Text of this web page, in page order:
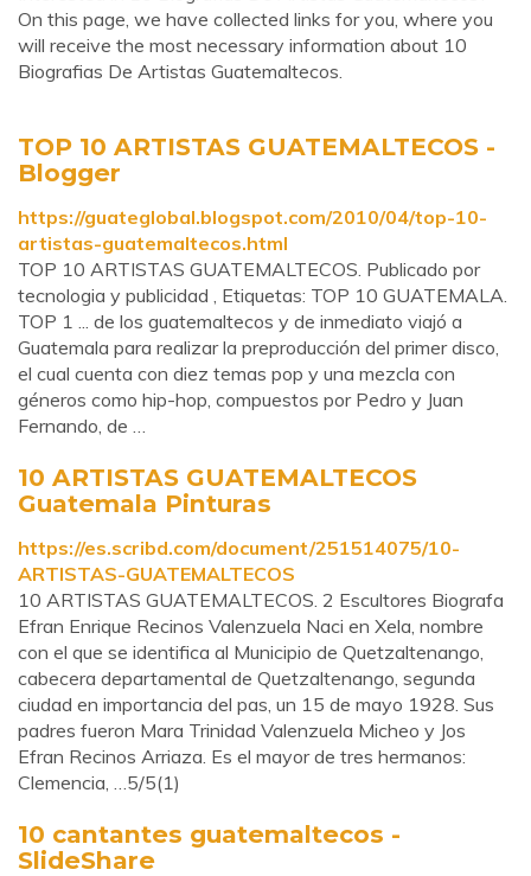
On this page, we have collected links for you, where you
will receive the most necessary information about 10
Biografias De Artistas Guatemaltecos.
TOP 10 ARTISTAS GUATEMALTECOS -
Blogger
https://guateglobal.blogspot.com/2010/04/top-10-
artistas-guatemaltecos.html
TOP 10 ARTISTAS GUATEMALTECOS. Publicado por
tecnologia y publicidad , Etiquetas: TOP 10 GUATEMALA.
TOP 1 ... de los guatemaltecos y de inmediato viajó a
Guatemala para realizar la preproducción del primer disco,
el cual cuenta con diez temas pop y una mezcla con
géneros como hip-hop, compuestos por Pedro y Juan
Fernando, de …
10 ARTISTAS GUATEMALTECOS
Guatemala Pinturas
https://es.scribd.com/document/251514075/10-
ARTISTAS-GUATEMALTECOS
10 ARTISTAS GUATEMALTECOS. 2 Escultores Biografa
Efran Enrique Recinos Valenzuela Naci en Xela, nombre
con el que se identifica al Municipio de Quetzaltenango,
cabecera departamental de Quetzaltenango, segunda
ciudad en importancia del pas, un 15 de mayo 1928. Sus
padres fueron Mara Trinidad Valenzuela Micheo y Jos
Efran Recinos Arriaza. Es el mayor de tres hermanos:
Clemencia, …5/5(1)
10 cantantes guatemaltecos -
SlideShare